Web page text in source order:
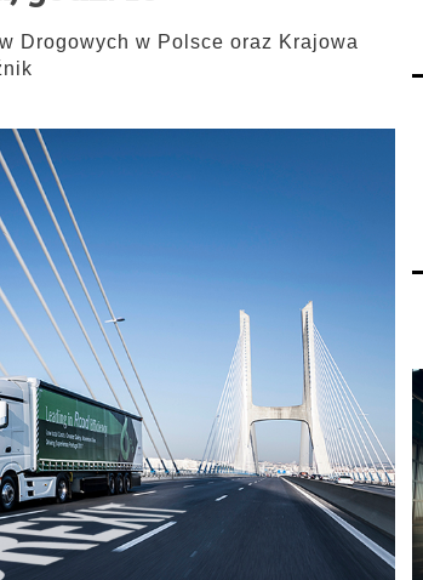
Drogowych w Polsce oraz Krajowa